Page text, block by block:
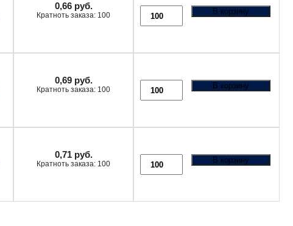
0,66 руб.
Кратноть заказа: 100 В корзину
0,69 руб.
Кратноть заказа: 100 В корзину
0,71 руб.
Кратноть заказа: 100 В корзину